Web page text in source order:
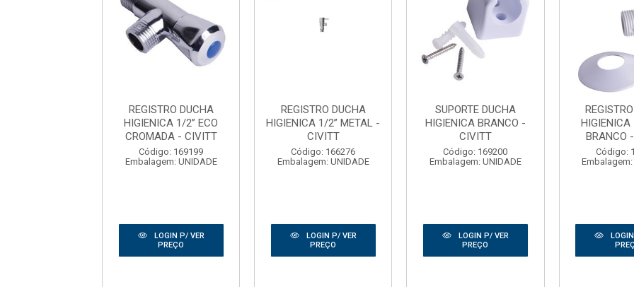
REGISTRO DUCHA
HIGIENICA 1/2” ECO
CROMADA - CIVITT
Código: 169199
Embalagem: UNIDADE
LOGIN P/ VER
PREÇO
REGISTRO DUCHA
HIGIENICA 1/2” METAL -
CIVITT
Código: 166276
Embalagem: UNIDADE
LOGIN P/ VER
PREÇO
SUPORTE DUCHA
HIGIENICA BRANCO -
CIVITT
Código: 169200
Embalagem: UNIDADE
LOGIN P/ VER
PREÇO
HIGIENICA
BRANCO
Código:
Embalagem: